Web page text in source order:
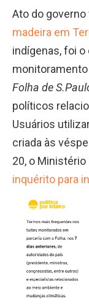
Ato do
madeira em
indígenas, foi
monitoramento
Folha de
políticos
Usuários
criada às
20, o Ministério
inquérito para